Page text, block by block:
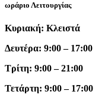
ωράριο Λειτουργίας
Κυριακή: Κλειστά
Δευτέρα: 9:00 – 17:00
Τρίτη: 9:00 – 21:00
Τετάρτη: 9:00 – 17:00